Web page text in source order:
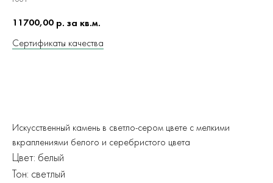
11700,00 р. за кв.м.
Сертификаты качества
Искусственный камень в светло-сером цвете с мелкими
вкраплениями белого и серебристого цвета
Цвет: белый
Тон: светлый